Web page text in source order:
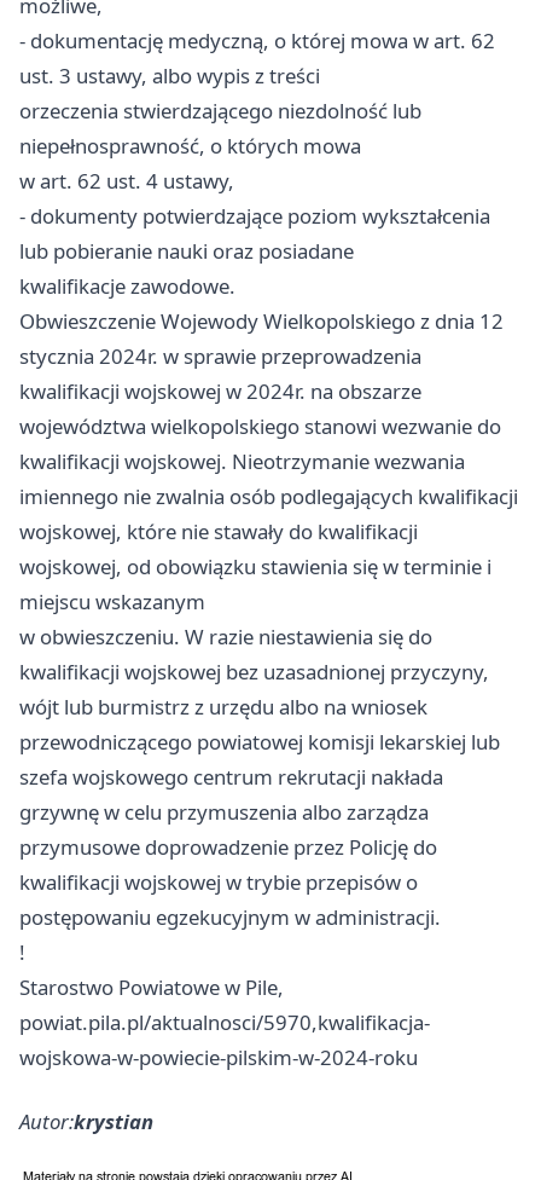
- dokumentację medyczną, o której mowa w art. 62
ust. 3 ustawy, albo wypis z treści
orzeczenia stwierdzającego niezdolność lub
niepełnosprawność, o których mowa
w art. 62 ust. 4 ustawy,
- dokumenty potwierdzające poziom wykształcenia
lub pobieranie nauki oraz posiadane
kwalifikacje zawodowe.
Obwieszczenie Wojewody Wielkopolskiego z dnia 12
stycznia 2024r. w sprawie przeprowadzenia
kwalifikacji wojskowej w 2024r. na obszarze
województwa wielkopolskiego stanowi wezwanie do
kwalifikacji wojskowej. Nieotrzymanie wezwania
imiennego nie zwalnia osób podlegających kwalifikacji
wojskowej, które nie stawały do kwalifikacji
wojskowej, od obowiązku stawienia się w terminie i
miejscu wskazanym
w obwieszczeniu. W razie niestawienia się do
kwalifikacji wojskowej bez uzasadnionej przyczyny,
wójt lub burmistrz z urzędu albo na wniosek
przewodniczącego powiatowej komisji lekarskiej lub
szefa wojskowego centrum rekrutacji nakłada
grzywnę w celu przymuszenia albo zarządza
przymusowe doprowadzenie przez Policję do
kwalifikacji wojskowej w trybie przepisów o
postępowaniu egzekucyjnym w administracji.
!
Starostwo Powiatowe w Pile,
powiat.pila.pl/aktualnosci/5970,kwalifikacja-
wojskowa-w-powiecie-pilskim-w-2024-roku
Autor:krystian